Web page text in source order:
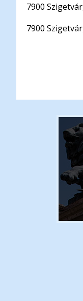
7900
7900